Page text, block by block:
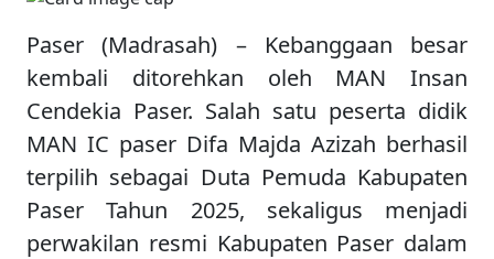
Paser (Madrasah) – Kebanggaan besar
kembali ditorehkan oleh MAN Insan
Cendekia Paser. Salah satu peserta didik
MAN IC paser Difa Majda Azizah berhasil
terpilih sebagai Duta Pemuda Kabupaten
Paser Tahun 2025, sekaligus menjadi
perwakilan resmi Kabupaten Paser dalam